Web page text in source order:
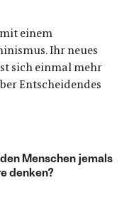
einem
Ihr neues
sich einmal mehr
Entscheidendes
Menschen jemals
denken?